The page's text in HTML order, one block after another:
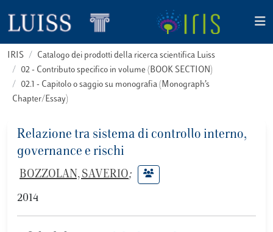
IRIS
Catalogo dei prodotti della ricerca scientifica Luiss
02 - Contributo specifico in volume (BOOK SECTION)
02.1 - Capitolo o saggio su monografia (Monograph’s
Chapter/Essay)
Relazione tra sistema di controllo interno,
governance e rischi
BOZZOLAN, SAVERIO;
2014